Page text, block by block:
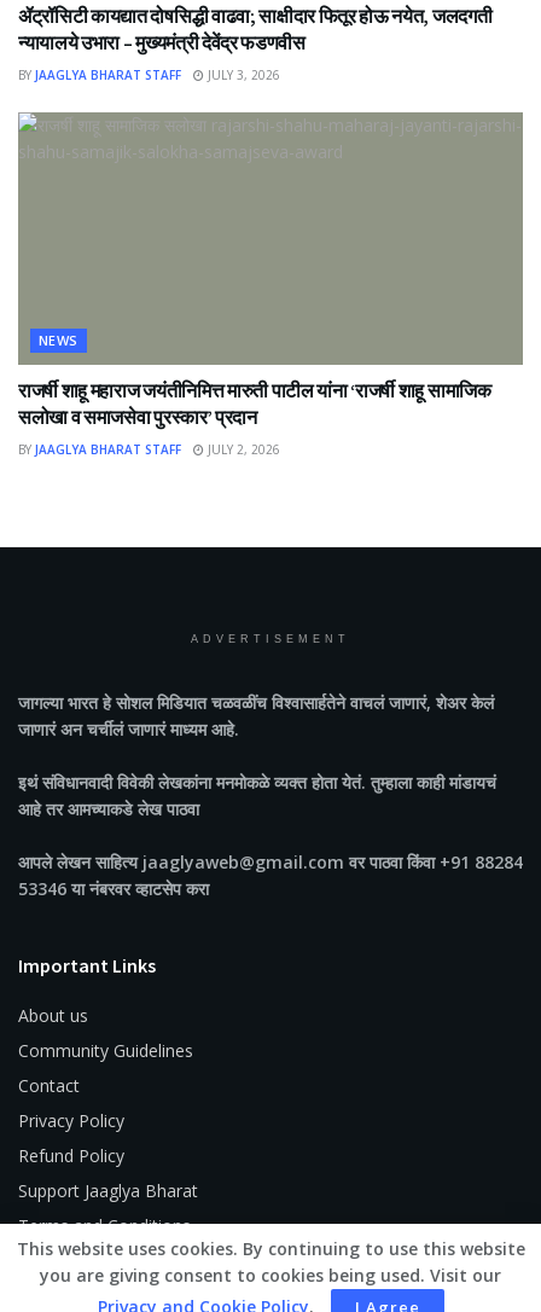
ॲट्रॉसिटी कायद्यात दोषसिद्धी वाढवा; साक्षीदार फितूर होऊ नयेत, जलदगती
न्यायालये उभारा – मुख्यमंत्री देवेंद्र फडणवीस
BY JAAGLYA BHARAT STAFF JULY 3, 2026
NEWS
राजर्षी शाहू महाराज जयंतीनिमित्त मारुती पाटील यांना ‘राजर्षी शाहू सामाजिक
सलोखा व समाजसेवा पुरस्कार’ प्रदान
BY JAAGLYA BHARAT STAFF JULY 2, 2026
ADVERTISEMENT
जागल्या भारतहे सोशल मिडियात चळवळींच विश्वासार्हतेने वाचलं जाणारं, शेअर केलं
जाणारं अन चर्चीलं जाणारं माध्यम आहे.
इथं संविधानवादी विवेकी लेखकांना मनमोकळे व्यक्त होता येतं. तुम्हाला काही मांडायचं
आहे तर आमच्याकडे लेख पाठवा
आपले लेखन साहित्य jaaglyaweb@gmail.com वर पाठवा किंवा +91 88284
53346 या नंबरवर व्हाटसेप करा
Important Links
About us
Community Guidelines
Contact
Privacy Policy
Refund Policy
Support Jaaglya Bharat
Terms and Conditions
This website uses cookies. By continuing to use this website
you are giving consent to cookies being used. Visit our
Privacy and Cookie Policy. I Agree